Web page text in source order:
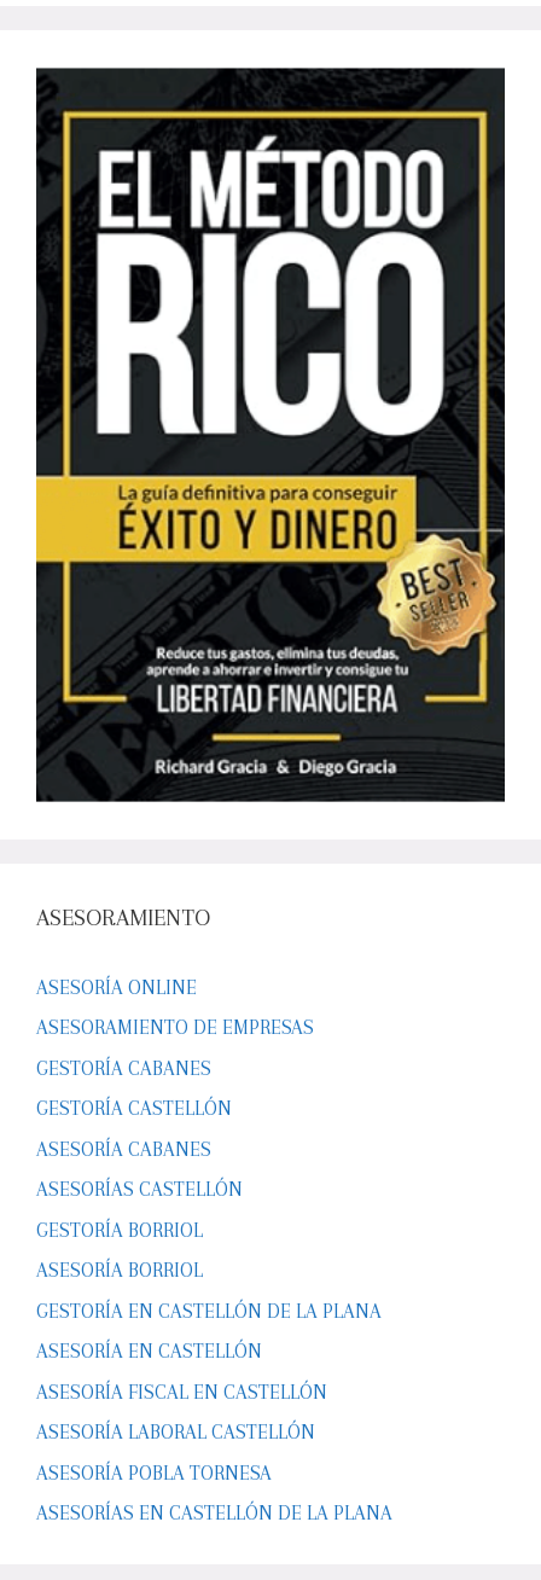
ASESORAMIENTO
ASESORÍA ONLINE
ASESORAMIENTO DE EMPRESAS
GESTORÍA CABANES
GESTORÍA CASTELLÓN
ASESORÍA CABANES
ASESORÍAS CASTELLÓN
GESTORÍA BORRIOL
ASESORÍA BORRIOL
GESTORÍA EN CASTELLÓN DE LA PLANA
ASESORÍA EN CASTELLÓN
ASESORÍA FISCAL EN CASTELLÓN
ASESORÍA LABORAL CASTELLÓN
ASESORÍA POBLA TORNESA
ASESORÍAS EN CASTELLÓN DE LA PLANA